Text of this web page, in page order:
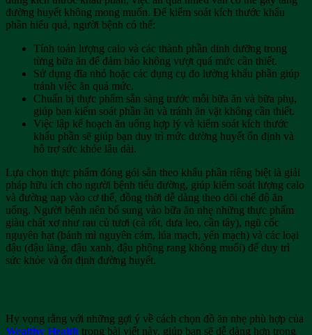
đường huyết không mong muốn. Để kiểm soát kích thước khẩu
phần hiểu quả, người bệnh có thể:
Tính toán lượng calo và các thành phần dinh dưỡng trong
từng bữa ăn để đảm bảo không vượt quá mức cần thiết.
Sử dụng đĩa nhỏ hoặc các dụng cụ đo lường khẩu phần giúp
tránh việc ăn quá mức.
Chuẩn bị thực phẩm sẵn sàng trước mỗi bữa ăn và bữa phụ,
giúp bạn kiểm soát phần ăn và tránh ăn vặt không cần thiết.
Việc lập kế hoạch ăn uống hợp lý và kiểm soát kích thước
khẩu phần sẽ giúp bạn duy trì mức đường huyết ổn định và
hỗ trợ sức khỏe lâu dài.
Lựa chọn thực phẩm đóng gói sẵn theo khẩu phần riêng biệt là giải
pháp hữu ích cho người bệnh tiểu đường, giúp kiểm soát lượng calo
và đường nạp vào cơ thể, đồng thời dễ dàng theo dõi chế độ ăn
uống. Người bệnh nên bổ sung vào bữa ăn nhẹ những thực phẩm
giàu chất xơ như rau củ tươi (cà rốt, dưa leo, cần tây), ngũ cốc
nguyên hạt (bánh mì nguyên cám, lúa mạch, yến mạch) và các loại
đậu (đậu lăng, đậu xanh, đậu phộng rang không muối) để duy trì
sức khỏe và ổn định đường huyết.
Hy vọng rằng với những gợi ý về cách chọn đồ ăn nhẹ phù hợp của
Wealthy Health trong bài viết này, giúp bạn sẽ dễ dàng hơn trong